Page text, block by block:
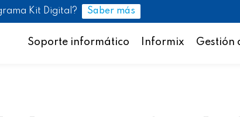
Kit Digital? Saber más
Soporte informático Informix Gestión